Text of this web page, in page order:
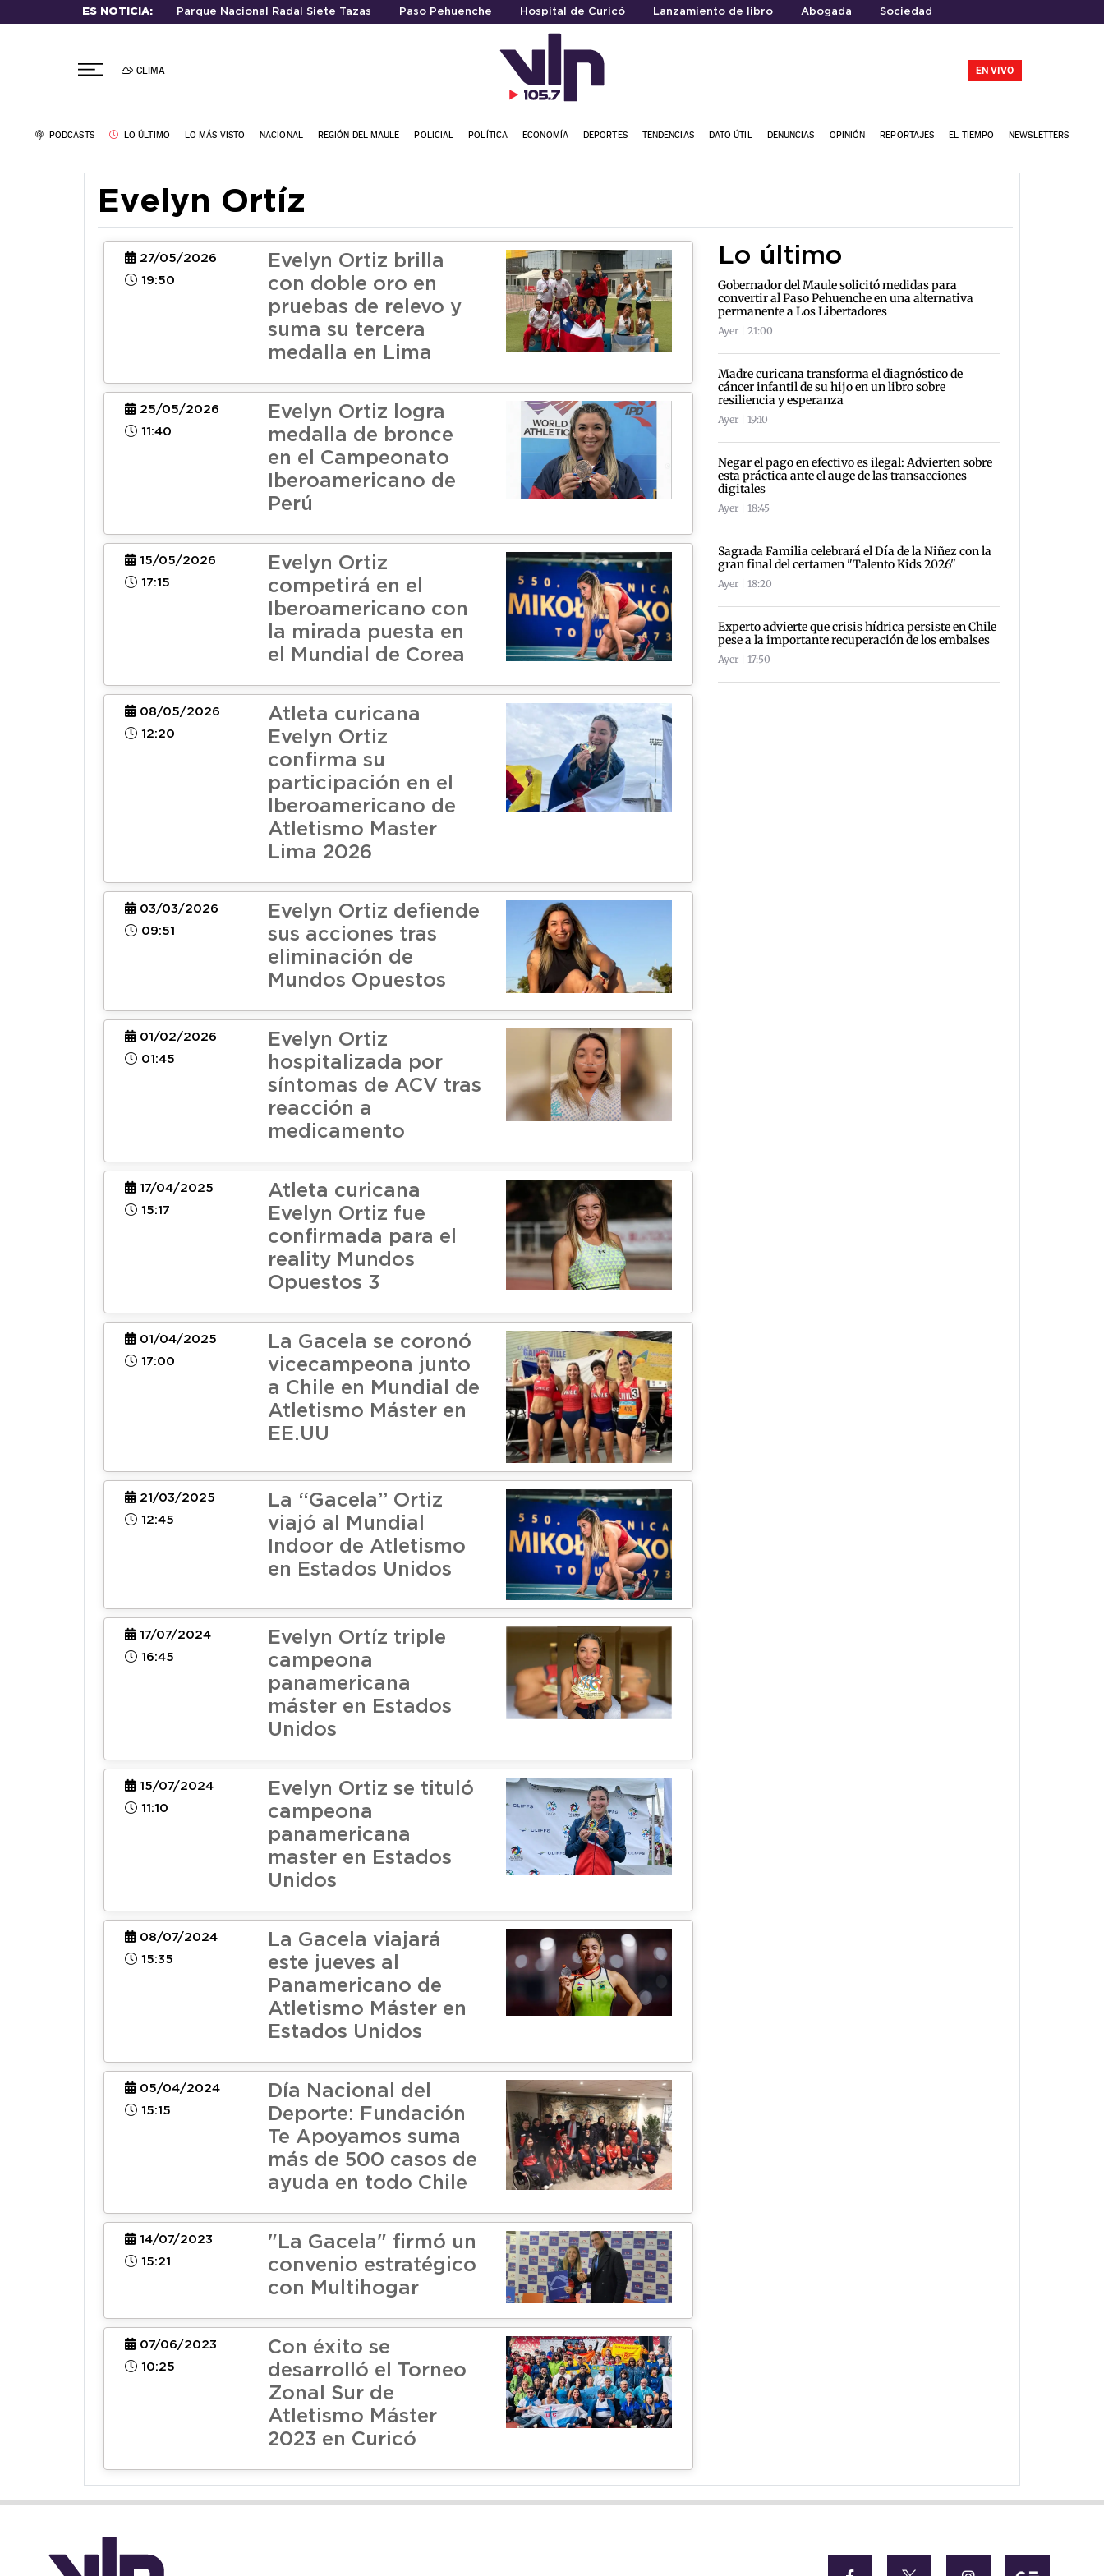
ES NOTICIA: Parque Nacional Radal Siete Tazas Paso Pehuenche Hospital de Curicó Lanzamiento de libro Abogada Sociedad
CLIMA EN VIVO
PODCASTS LO ÚLTIMO LO MÁS VISTO NACIONAL REGIÓN DEL MAULE POLICIAL POLÍTICA ECONOMÍA DEPORTES TENDENCIAS DATO ÚTIL DENUNCIAS OPINIÓN REPORTAJES EL TIEMPO NEWSLETTERS
Evelyn Ortíz
27/05/2026
19:50
Evelyn Ortiz brilla
con doble oro en
pruebas de relevo y
suma su tercera
medalla en Lima
25/05/2026
11:40
Evelyn Ortiz logra
medalla de bronce
en el Campeonato
Iberoamericano de
Perú
15/05/2026
17:15
Evelyn Ortiz
competirá en el
Iberoamericano con
la mirada puesta en
el Mundial de Corea
08/05/2026
12:20
Atleta curicana
Evelyn Ortiz
confirma su
participación en el
Iberoamericano de
Atletismo Master
Lima 2026
03/03/2026
09:51
Evelyn Ortiz defiende
sus acciones tras
eliminación de
Mundos Opuestos
01/02/2026
01:45
Evelyn Ortiz
hospitalizada por
síntomas de ACV tras
reacción a
medicamento
17/04/2025
15:17
Atleta curicana
Evelyn Ortiz fue
confirmada para el
reality Mundos
Opuestos 3
01/04/2025
17:00
La Gacela se coronó
vicecampeona junto
a Chile en Mundial de
Atletismo Máster en
EE.UU
21/03/2025
12:45
La “Gacela” Ortiz
viajó al Mundial
Indoor de Atletismo
en Estados Unidos
17/07/2024
16:45
Evelyn Ortíz triple
campeona
panamericana
máster en Estados
Unidos
15/07/2024
11:10
Evelyn Ortiz se tituló
campeona
panamericana
master en Estados
Unidos
08/07/2024
15:35
La Gacela viajará
este jueves al
Panamericano de
Atletismo Máster en
Estados Unidos
05/04/2024
15:15
Día Nacional del
Deporte: Fundación
Te Apoyamos suma
más de 500 casos de
ayuda en todo Chile
14/07/2023
15:21
"La Gacela" firmó un
convenio estratégico
con Multihogar
07/06/2023
10:25
Con éxito se
desarrolló el Torneo
Zonal Sur de
Atletismo Máster
2023 en Curicó
Lo último
Gobernador del Maule solicitó medidas para
convertir al Paso Pehuenche en una alternativa
permanente a Los Libertadores
Ayer | 21:00
Madre curicana transforma el diagnóstico de
cáncer infantil de su hijo en un libro sobre
resiliencia y esperanza
Ayer | 19:10
Negar el pago en efectivo es ilegal: Advierten sobre
esta práctica ante el auge de las transacciones
digitales
Ayer | 18:45
Sagrada Familia celebrará el Día de la Niñez con la
gran final del certamen "Talento Kids 2026"
Ayer | 18:20
Experto advierte que crisis hídrica persiste en Chile
pese a la importante recuperación de los embalses
Ayer | 17:50